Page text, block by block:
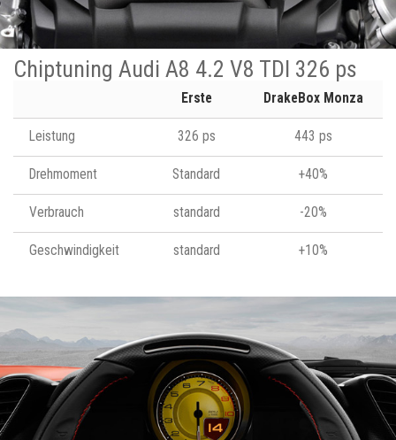
Chiptuning Audi A8 4.2 V8 TDI 326 ps
Erste DrakeBox Monza
Leistung 326 ps 443 ps
Drehmoment Standard +40%
Verbrauch standard -20%
Geschwindigkeit standard +10%